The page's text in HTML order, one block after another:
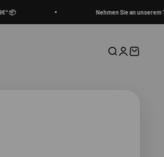
Nehmen Sie an unserem
SucheAnmelden